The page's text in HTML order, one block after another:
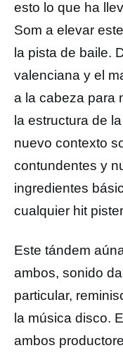
esto lo que ha
Som a elevar
la pista de baile.
valenciana y el
a la cabeza para
la estructura de
nuevo contexto
contundentes y
ingredientes
cualquier hit
Este tándem
ambos, sonido
particular,
la música disco.
ambos